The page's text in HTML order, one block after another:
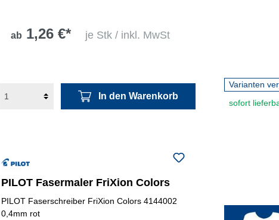
ab 1,26 €* je Stk / inkl. MwSt
In den Warenkorb
Varianten
sofort
PILOT Fasermaler FriXion Colors
PILOT Faserschreiber FriXion Colors 4144002
0,4mm rot